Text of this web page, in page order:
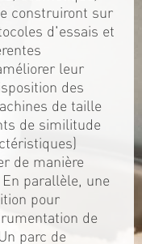
construiront sur
d'essais et
leur
des
de taille
de similitude
de manière
parallèle, une
pour
de
parc de